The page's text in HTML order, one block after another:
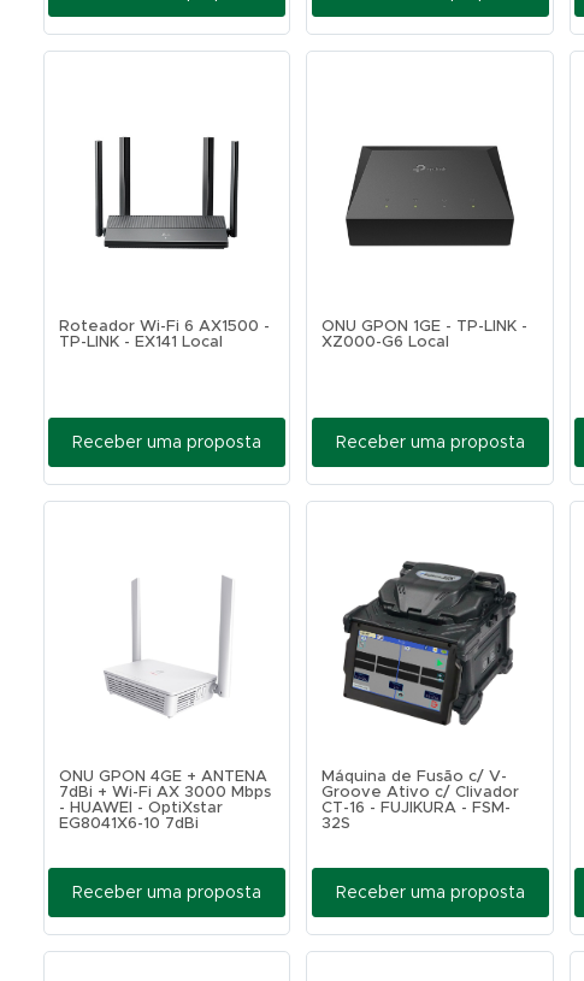
Roteador Wi-Fi 6 AX1500 -
TP-LINK - EX141 Local
Receber uma proposta
ONU GPON 1GE - TP-LINK -
XZ000-G6 Local
Receber uma proposta
ONU GPON 4GE + ANTENA
7dBi + Wi-Fi AX 3000 Mbps
- HUAWEI - OptiXstar
EG8041X6-10 7dBi
Receber uma proposta
Máquina de Fusão c/ V-
Groove Ativo c/ Clivador
CT-16 - FUJIKURA - FSM-
32S
Receber uma proposta